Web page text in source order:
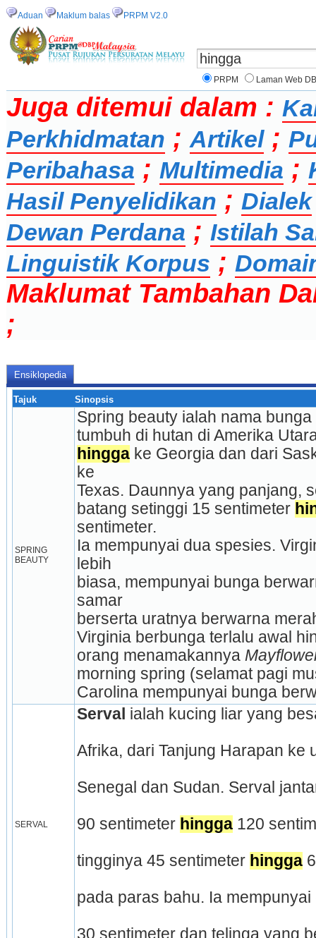
Aduan Maklum balas PRPM V2.0
PRPM Laman Web
Juga ditemui dalam :
Perkhidmatan ; Artikel;
Peribahasa ; Multimedia ;
Hasil Penyelidikan ; Dialek
Dewan Perdana ; Istilah
Linguistik Korpus ;
Maklumat Tambahan
;
Ensiklopedia
Tajuk Sinopsis
SPRING
BEAUTY
Spring beauty ialah nama
tumbuh di hutan di Amerika
hingga ke Georgia dan dari
ke
Texas. Daunnya yang panjang,
batang setinggi 15 sentimeter
sentimeter.
Ia mempunyai dua spesies.
lebih
biasa, mempunyai bunga
samar
berserta uratnya berwarna
Virginia berbunga terlalu awal
orang menamakannya
morning spring (selamat pagi
Carolina mempunyai bunga
SERVAL
Serval ialah kucing liar yang
Afrika, dari Tanjung Harapan ke
Senegal dan Sudan. Serval
90 sentimeter hingga 120
tingginya 45 sentimeter hingga
pada paras bahu. Ia
30 sentimeter dan telinga yang